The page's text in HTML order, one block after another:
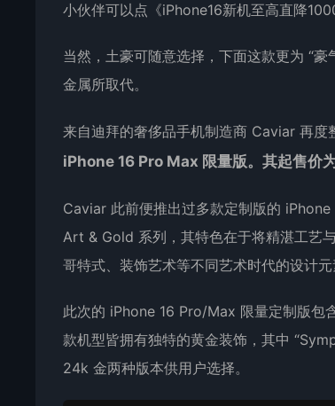
小伙伴可以点《iPhone16新机至高直降
当然，土豪可随意选择，下面这款更为 “
金属所取代。
来自迪拜的奢侈品手机制造商 Caviar 再
iPhone 16 Pro Max 限量版。其起售价
Caviar 此前便推出过多款定制版的
Art & Gold 系列，其特色在于将精湛工艺
哥特式、装饰艺术等不同艺术时代的设计元
此次的 iPhone 16 Pro/Max 限量定制版包
款机型皆拥有独特的黄金装饰，其中
24k 金两种版本供用户选择。